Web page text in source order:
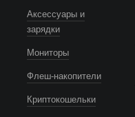
Аксессуары и
зарядки
Мониторы
Флеш-накопители
Криптокошельки